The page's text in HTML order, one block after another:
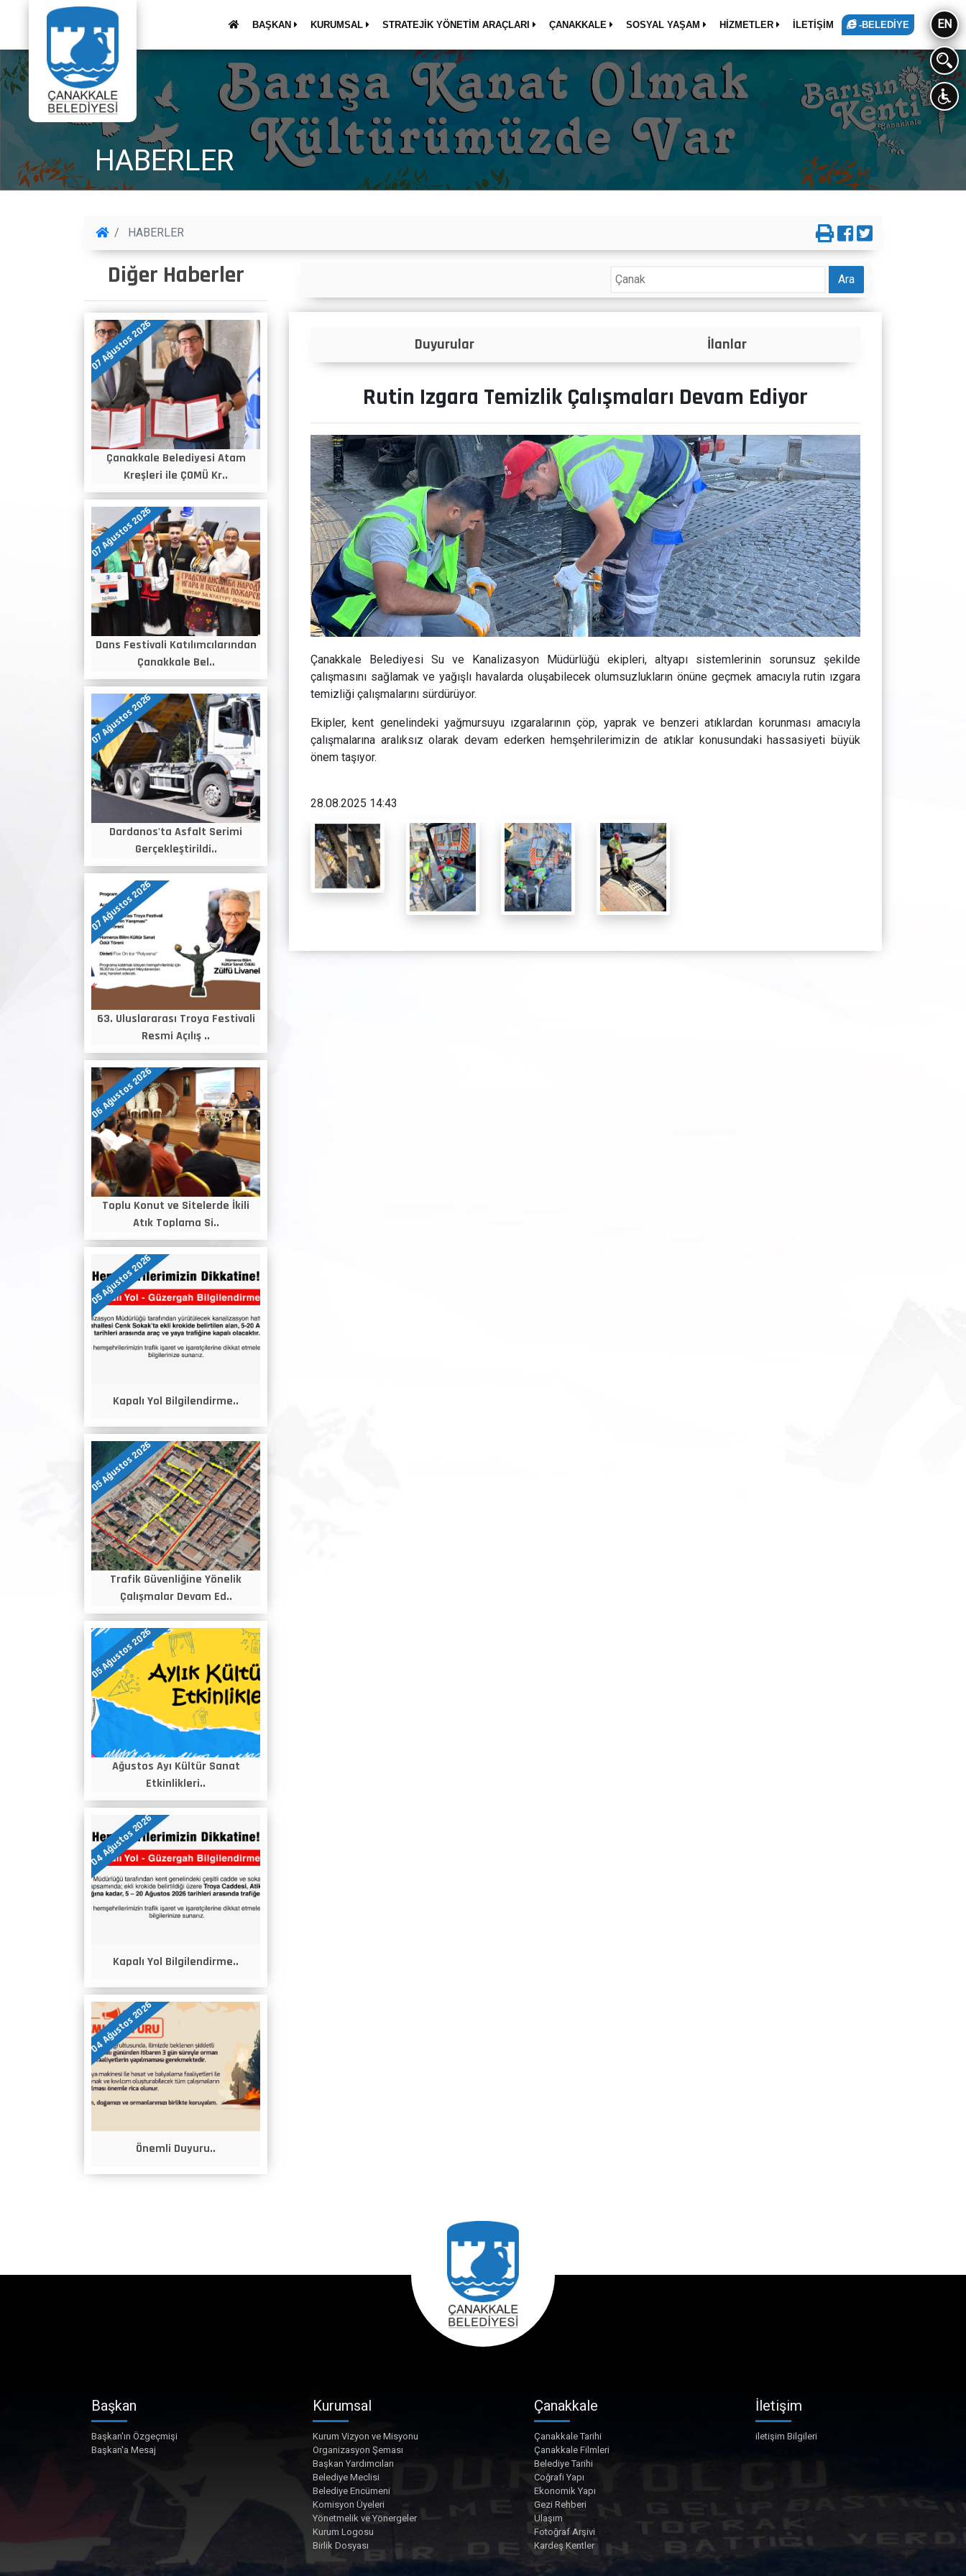
BAŞKAN KURUMSAL STRATEJİK YÖNETİM ARAÇLARI ÇANAKKALE SOSYAL YAŞAM HİZMETLER İLETİŞİM -BELEDİYE EN
HABERLER
HABERLER
Diğer Haberler
07 Ağustos 2026
Çanakkale Belediyesi Atam
Kreşleri ile ÇOMÜ Kr..
07 Ağustos 2026
Dans Festivali Katılımcılarından
Çanakkale Bel..
07 Ağustos 2026
Dardanos'ta Asfalt Serimi
Gerçekleştirildi..
07 Ağustos 2026
63. Uluslararası Troya Festivali
Resmi Açılış ..
06 Ağustos 2026
Toplu Konut ve Sitelerde İkili
Atık Toplama Si..
05 Ağustos 2026
Kapalı Yol Bilgilendirme..
05 Ağustos 2026
Trafik Güvenliğine Yönelik
Çalışmalar Devam Ed..
05 Ağustos 2026
Ağustos Ayı Kültür Sanat
Etkinlikleri..
04 Ağustos 2026
Kapalı Yol Bilgilendirme..
04 Ağustos 2026
Önemli Duyuru..
Ara
Duyurular İlanlar Projeler
Rutin Izgara Temizlik Çalışmaları Devam Ediyor
Çanakkale Belediyesi Su ve Kanalizasyon Müdürlüğü ekipleri, altyapı sistemlerinin sorunsuz şekilde
çalışmasını sağlamak ve yağışlı havalarda oluşabilecek olumsuzlukların önüne geçmek amacıyla rutin ızgara
temizliği çalışmalarını sürdürüyor.
Ekipler, kent genelindeki yağmursuyu ızgaralarının çöp, yaprak ve benzeri atıklardan korunması amacıyla
çalışmalarına aralıksız olarak devam ederken hemşehrilerimizin de atıklar konusundaki hassasiyeti büyük
önem taşıyor.
28.08.2025 14:43
Başkan
Başkan'ın Özgeçmişi
Başkan'a Mesaj
Kurumsal
Kurum Vizyon ve Misyonu
Organizasyon Şeması
Başkan Yardımcıları
Belediye Meclisi
Belediye Encümeni
Komisyon Üyeleri
Yönetmelik ve Yönergeler
Kurum Logosu
Birlik Dosyası
Çanakkale
Çanakkale Tarihi
Çanakkale Filmleri
Belediye Tarihi
Coğrafi Yapı
Ekonomik Yapı
Gezi Rehberi
Ulaşım
Fotoğraf Arşivi
Kardeş Kentler
İletişim
iletişim Bilgileri